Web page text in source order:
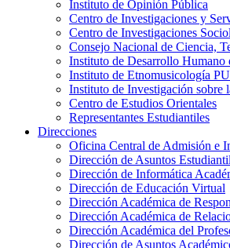
Instituto de Opinión Pública
Centro de Investigaciones y
Centro de Investigaciones
Consejo Nacional de Ciencia,
Instituto de Desarrollo
Instituto de Etnomusicología
Instituto de Investigación sobre
Centro de Estudios Orientales
Representantes Estudiantiles
Direcciones
Oficina Central de Admisión e
Dirección de Asuntos
Dirección de Informática
Dirección de Educación Virtual
Dirección Académica de
Dirección Académica de
Dirección Académica del
Dirección de Asuntos